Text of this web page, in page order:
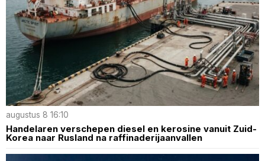
augustus 8 16:10
Handelaren verschepen diesel en kerosine vanuit Zuid-
Korea naar Rusland na raffinaderijaanvallen